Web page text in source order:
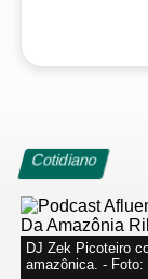
Cotidiano
DJ Zek Picoteiro
amazônica. - Foto: